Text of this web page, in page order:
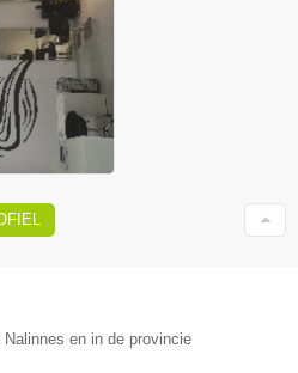
en in de provincie